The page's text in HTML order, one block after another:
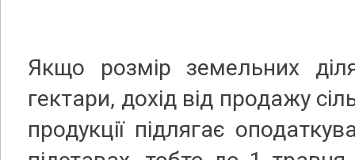
Якщо розмір земельних
гектари, дохід від продажу
продукції підлягає